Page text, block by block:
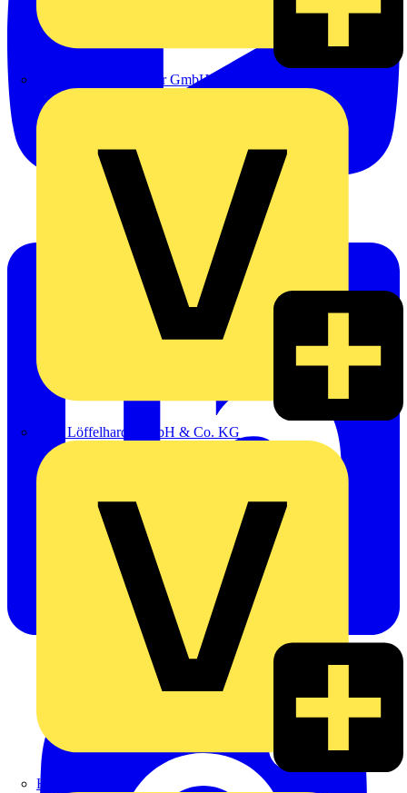
eldis electro distributor GmbH
Emil Löffelhardt GmbH & Co. KG
Hardy Schmitz